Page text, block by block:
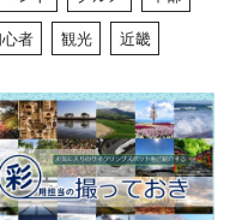
者 観光 近畿